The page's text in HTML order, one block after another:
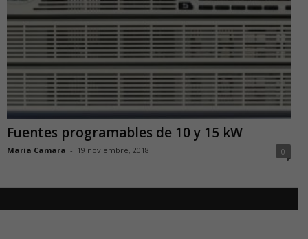
Fuentes programables de 10 y 15 kW
Maria Camara - 19 noviembre, 2018 0